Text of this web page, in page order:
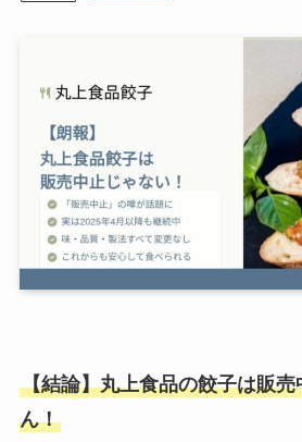
【結論】丸上食品の餃子は販
ん！